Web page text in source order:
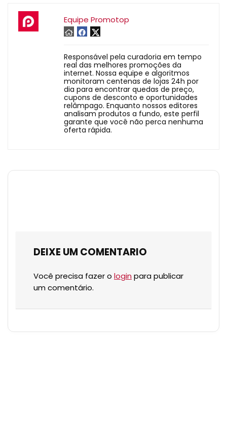
Equipe Promotop
Responsável pela curadoria em tempo
real das melhores promoções da
internet. Nossa equipe e algoritmos
monitoram centenas de lojas 24h por
dia para encontrar quedas de preço,
cupons de desconto e oportunidades
relâmpago. Enquanto nossos editores
analisam produtos a fundo, este perfil
garante que você não perca nenhuma
oferta rápida.
DEIXE UM COMENTARIO
Você precisa fazer o login para publicar
um comentário.